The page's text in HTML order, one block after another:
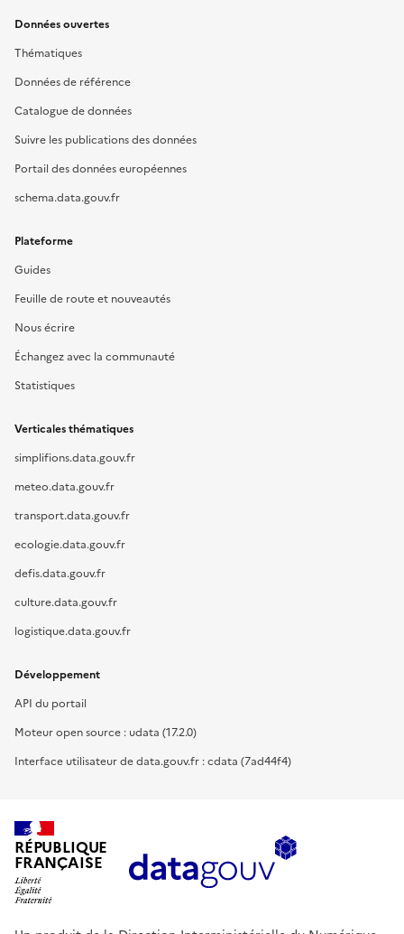
Données ouvertes
Thématiques
Données de référence
Catalogue de données
Suivre les publications des données
Portail des données européennes
schema.data.gouv.fr
Plateforme
Guides
Feuille de route et nouveautés
Nous écrire
Échangez avec la communauté
Statistiques
Verticales thématiques
simplifions.data.gouv.fr
meteo.data.gouv.fr
transport.data.gouv.fr
ecologie.data.gouv.fr
defis.data.gouv.fr
culture.data.gouv.fr
logistique.data.gouv.fr
Développement
API du portail
Moteur open source : udata (17.2.0)
Interface utilisateur de data.gouv.fr : cdata (7ad44f4)
RÉPUBLIQUE
FRANÇAISE